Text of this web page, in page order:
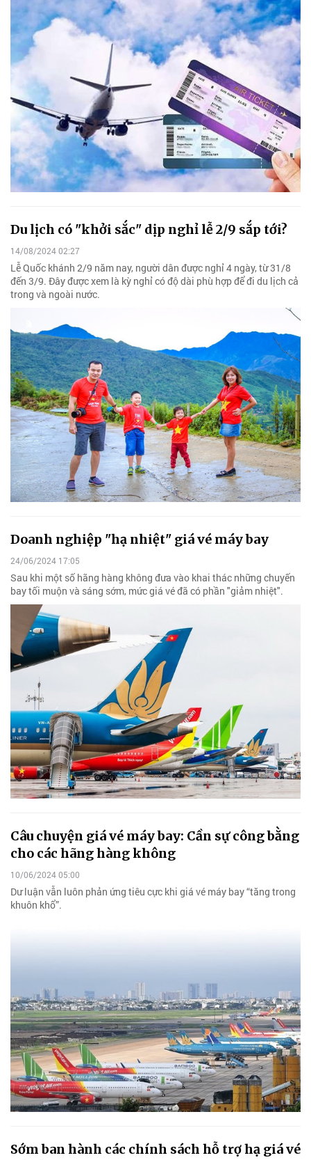
Du lịch có "khởi sắc" dịp nghỉ lễ 2/9 sắp tới?
14/08/2024 02:27
Lễ Quốc khánh 2/9 năm nay, người dân được nghỉ 4 ngày, từ 31/8
đến 3/9. Đây được xem là kỳ nghỉ có độ dài phù hợp để đi du lịch cả
trong và ngoài nước.
Doanh nghiệp "hạ nhiệt" giá vé máy bay
24/06/2024 17:05
Sau khi một số hãng hàng không đưa vào khai thác những chuyến
bay tối muộn và sáng sớm, mức giá vé đã có phần "giảm nhiệt".
Câu chuyện giá vé máy bay: Cần sự công bằng
cho các hãng hàng không
10/06/2024 05:00
Dư luận vẫn luôn phản ứng tiêu cực khi giá vé máy bay “tăng trong
khuôn khổ”.
Sớm ban hành các chính sách hỗ trợ hạ giá vé